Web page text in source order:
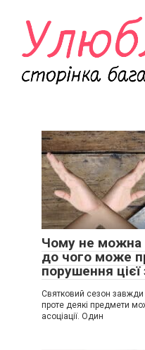
контенту
Чому не можна
до чого може
порушення цієї
Святковий сезон завжди
проте деякі предмети
асоціації. Один